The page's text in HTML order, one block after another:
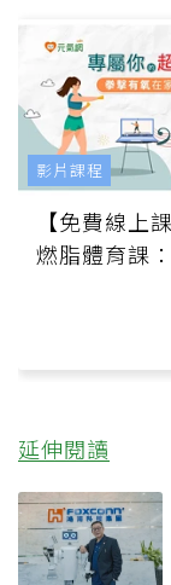
【免費線上
燃脂體育課
影片課程
延伸閱讀